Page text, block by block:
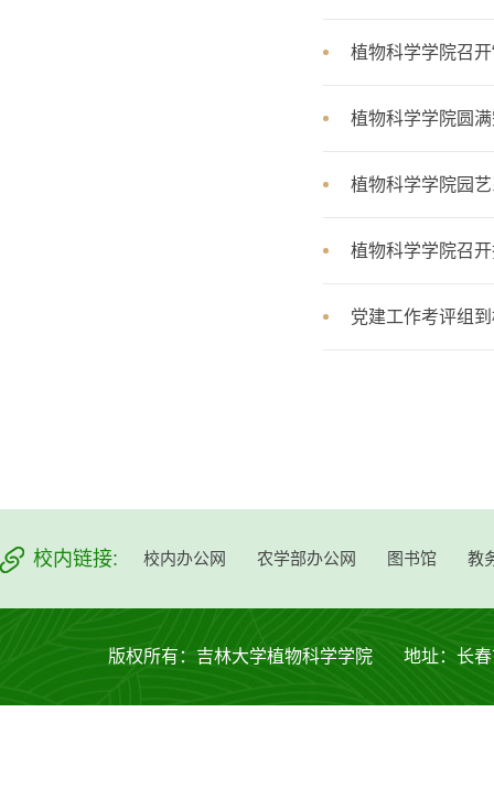
植物科学学院召
植物科学学院圆
植物科学学院园
植物科学学院召
党建工作考评组
校内链接: 校内办公网 农学部办公网 图书馆 教
版权所有：吉林大学植物科学学院 地址：长